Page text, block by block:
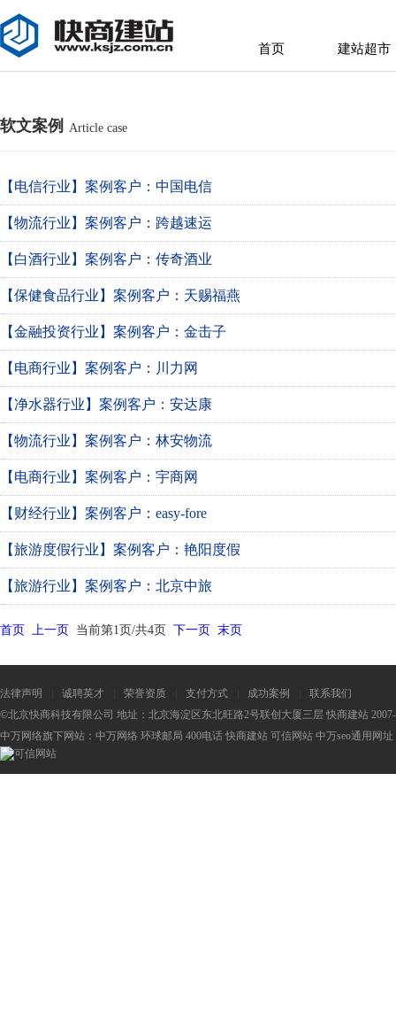
建站超市
建站超市
首页
首页
软文案例 Article case
【电信行业】案例客户：中国电信
【物流行业】案例客户：跨越速运
【白酒行业】案例客户：传奇酒业
【保健食品行业】案例客户：天赐福燕
【金融投资行业】案例客户：金击子
【电商行业】案例客户：川力网
【净水器行业】案例客户：安达康
【物流行业】案例客户：林安物流
【电商行业】案例客户：宇商网
【财经行业】案例客户：easy-fore
【旅游度假行业】案例客户：艳阳度假
【旅游行业】案例客户：北京中旅
首页 上一页 当前第1页/共4页 下一页 末页
法律声明 诚聘英才 荣誉资质 支付方式 成功案例
联系我们
©北京快商科技有限公司 地址：北京海淀区东北旺路2号联创大厦三层 快商建站
中万网络旗下网站： 中万网络 环球邮局 400电话 快商建站 可信网站 中万seo通用网址